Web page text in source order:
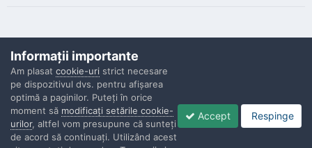
Confidenţialitate Contactaţi-ne
Copyright © Politisti.ro, 2010 - 2026
Powered by Invision Community
Informaţii importante
Am plasat cookie-uri strict necesare
pe dispozitivul dvs. pentru afişarea
optimă a paginilor. Puteţi în orice
moment să modificaţi setările cookie-
urilor, altfel vom presupune că sunteţi
de acord să continuaţi. Utilizând acest
Accept Respinge